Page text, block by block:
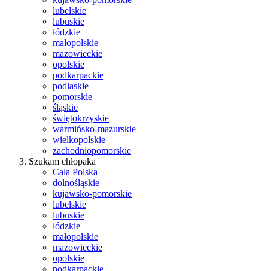
lubelskie
lubuskie
łódzkie
małopolskie
mazowieckie
opolskie
podkarpackie
podlaskie
pomorskie
śląskie
świętokrzyskie
warmińsko-mazurskie
wielkopolskie
zachodniopomorskie
Szukam chłopaka
Cała Polska
dolnośląskie
kujawsko-pomorskie
lubelskie
lubuskie
łódzkie
małopolskie
mazowieckie
opolskie
podkarpackie